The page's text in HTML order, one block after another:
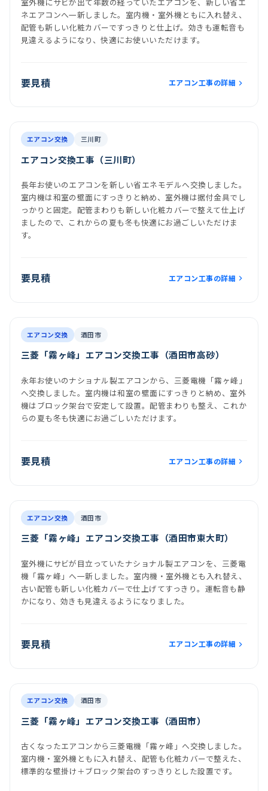
ネエアコンへ一新しました。室内機・室外機ともに入れ替え、
配管も新しい化粧カバーですっきりと仕上げ。効きも運転音も
見違えるようになり、快適にお使いいただけます。
要見積 エアコン工事の詳細
施工後
エアコン交換 三川町
エアコン交換工事（三川町）
長年お使いのエアコンを新しい省エネモデルへ交換しました。
室内機は和室の壁面にすっきりと納め、室外機は据付金具でし
っかりと固定。配管まわりも新しい化粧カバーで整えて仕上げ
ましたので、これからの夏も冬も快適にお過ごしいただけま
す。
要見積 エアコン工事の詳細
施工後
エアコン交換 酒田市
三菱「霧ヶ峰」エアコン交換工事（酒田市高砂）
永年お使いのナショナル製エアコンから、三菱電機「霧ヶ峰」
へ交換しました。室内機は和室の壁面にすっきりと納め、室外
機はブロック架台で安定して設置。配管まわりも整え、これか
らの夏も冬も快適にお過ごしいただけます。
要見積 エアコン工事の詳細
施工後
エアコン交換 酒田市
三菱「霧ヶ峰」エアコン交換工事（酒田市東大町）
室外機にサビが目立っていたナショナル製エアコンを、三菱電
機「霧ヶ峰」へ一新しました。室内機・室外機とも入れ替え、
古い配管も新しい化粧カバーで仕上げてすっきり。運転音も静
かになり、効きも見違えるようになりました。
要見積 エアコン工事の詳細
施工後
エアコン交換 酒田市
三菱「霧ヶ峰」エアコン交換工事（酒田市）
古くなったエアコンから三菱電機「霧ヶ峰」へ交換しました。
室内機・室外機ともに入れ替え、配管も化粧カバーで整えた、
標準的な壁掛け＋ブロック架台のすっきりとした設置です。